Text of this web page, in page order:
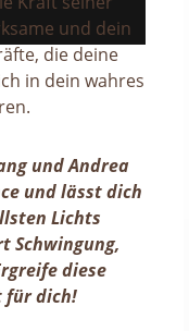
und dein
die deine
in dein wahres
und Andrea
und lässt dich
Lichts
Schwingung,
diese
für dich!